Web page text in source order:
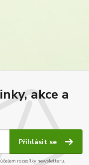
akce a
Přihlásit se
rozesílky newsletteru.